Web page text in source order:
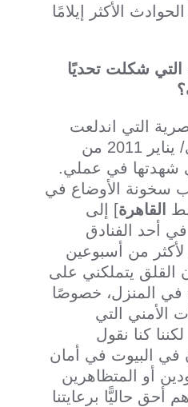
الأكثر إيلامًا
شكلت تحديًا
التي اندلعت
في 25 كانون الثاني/ يناير 2011 من
شهدتها في عملي.
سخونة الأوضاع في
القاهرة] إلى
أحد الفنادق
لأكثر من أسبوعين
القلق يتملكني على
في المنزل، خصوصًا
الأمني التي
كنا نقول
في البيوت في أمان
أو المتظاهرين
أحق حاليًّا برعايتنا